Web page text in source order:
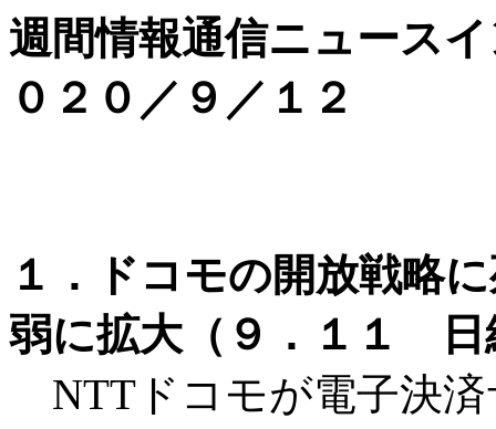
週間情報通信ニュース
０２０／９／１２
１．ドコモの開放戦略
弱に拡大（９．１１ 日
NTTドコモが電子決済